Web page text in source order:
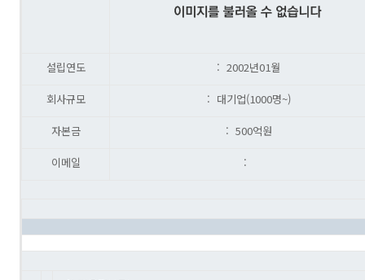
설립연도 : 2002년01월
회사규모 : 대기업(1000명~)
자본금 : 500억원
이메일 :